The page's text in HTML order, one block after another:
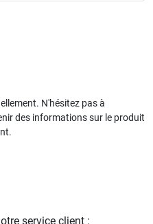
N'hésitez pas à
des informations sur le produit
service client :